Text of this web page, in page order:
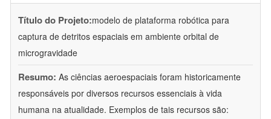
Título do Projeto:modelo de plataforma robótica para
captura de detritos espaciais em ambiente orbital de
microgravidade
Resumo: As ciências aeroespaciais foram historicamente
responsáveis por diversos recursos essenciais à vida
humana na atualidade. Exemplos de tais recursos são: